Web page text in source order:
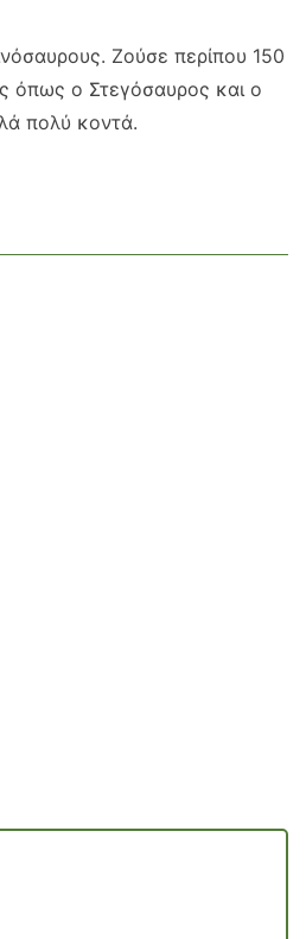
Ζούσε περίπου 150
όπως ο Στεγόσαυρος και ο
πολύ κοντά.